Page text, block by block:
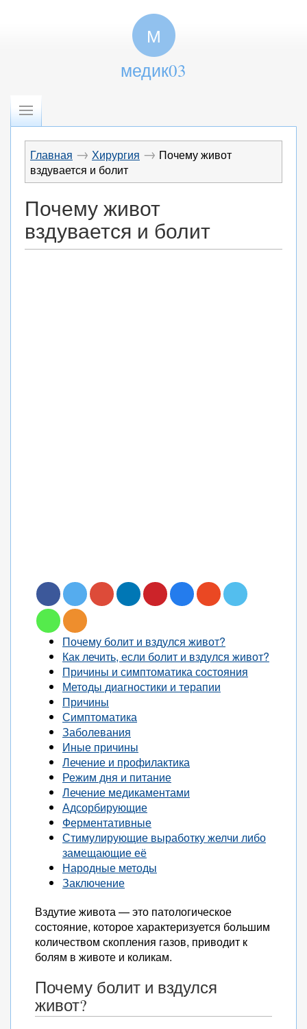
М
медик03
Главная → Хирургия → Почему живот
вздувается и болит
Почему живот
вздувается и болит
Почему болит и вздулся живот?
Как лечить, если болит и вздулся живот?
Причины и симптоматика состояния
Методы диагностики и терапии
Причины
Симптоматика
Заболевания
Иные причины
Лечение и профилактика
Режим дня и питание
Лечение медикаментами
Адсорбирующие
Ферментативные
Стимулирующие выработку желчи либо
замещающие её
Народные методы
Заключение
Вздутие живота — это патологическое
состояние, которое характеризуется большим
количеством скопления газов, приводит к
болям в животе и коликам.
Почему болит и вздулся
живот?